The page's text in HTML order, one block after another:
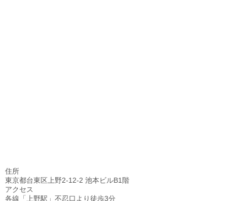
住所
東京都台東区上野2-12-2 池本ビルB1階
アクセス
各線「上野駅」不忍口より徒歩3分